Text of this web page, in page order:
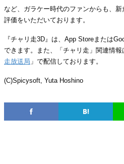
など、ガラケー時代のファンからも、
評価をいただいております。
『チャリ走3D』は、App Storeまたは
できます。また、「チャリ走」関連情報
走放送局 」で配信しております。
(C)Spicysoft, Yuta Hoshino